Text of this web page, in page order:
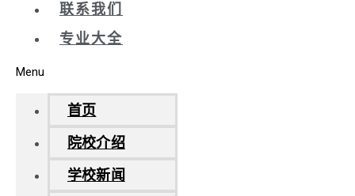
联系我们
专业大全
Menu
首页
院校介绍
学校新闻